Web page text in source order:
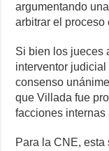
argumentando
arbitrar el proceso
Si bien los jueces
interventor
consenso
que Villada fue
facciones
Para la CNE,